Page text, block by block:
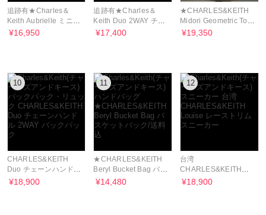
追跡有★Charles＆
Keith Aubrielle ミニポ
ーチ付 リュック
¥16,950
追跡有★Charles＆
Keith Duo 2WAY チェ
ーンハンドル リュック
¥17,400
★CHARLES&KEITH
Midori Geometric Tote
Bag 通勤通学/送料込
¥19,350
10
CHARLES&KEITH
Duo チェーンハンドル
2WAY バックパック
¥18,900
11
★CHARLES&KEITH
Beryl Bucket Bag バス
ケットバック/送料込
¥14,480
12
台湾
CHARLES&KEITH
Louise レーストリム
¥18,900